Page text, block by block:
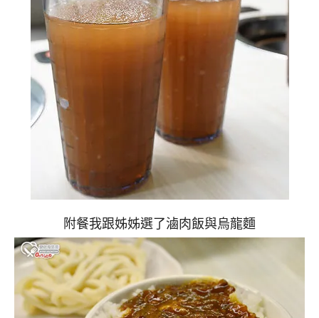
附餐我跟姊姊選了滷肉飯與烏龍麵